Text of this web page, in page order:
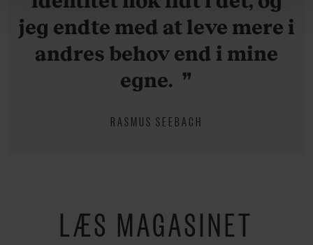
behandling af dine personoplysninger i forbindelse
hermed i både vores privatlivspolitikogcookiepolitik .
jeg endte med at leve mere i
andres behov end i mine
egne.
RASMUS SEEBACH
LÆS MAGASINET